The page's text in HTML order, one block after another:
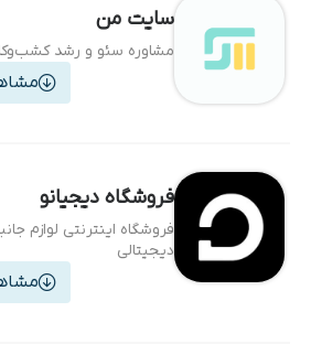
سایت من
مشاوره سئو و رشد
فروشگاه دیجیانو
فروشگاه اینترنتی لوازم
دیجیتالی